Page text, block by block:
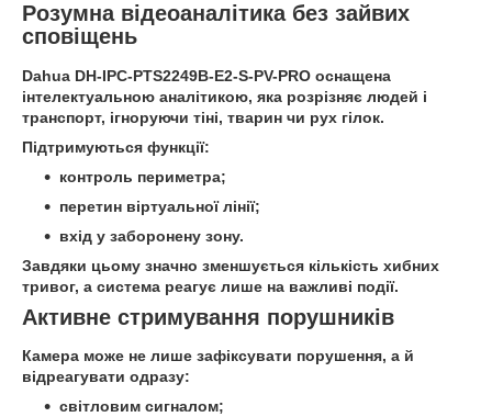
Розумна відеоаналітика без зайвих
сповіщень
Dahua DH-IPC-PTS2249B-E2-S-PV-PRO оснащена
інтелектуальною аналітикою, яка розрізняє людей і
транспорт, ігноруючи тіні, тварин чи рух гілок.
Підтримуються функції:
контроль периметра;
перетин віртуальної лінії;
вхід у заборонену зону.
Завдяки цьому значно зменшується кількість хибних
тривог, а система реагує лише на важливі події.
Активне стримування порушників
Камера може не лише зафіксувати порушення, а й
відреагувати одразу:
світловим сигналом;